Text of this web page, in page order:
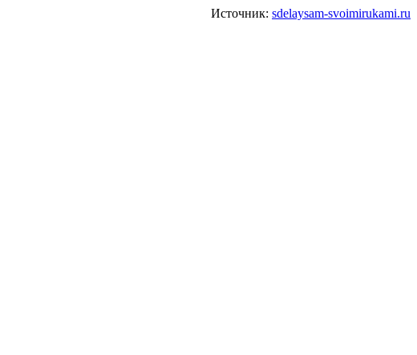
Источник: sdelaysam-svoimirukami.ru